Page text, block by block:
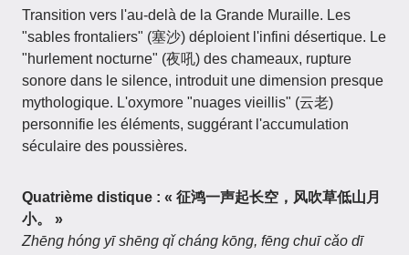
Transition vers l'au-delà de la Grande Muraille. Les
"sables frontaliers" (塞沙) déploient l'infini désertique. Le
"hurlement nocturne" (夜吼) des chameaux, rupture
sonore dans le silence, introduit une dimension presque
mythologique. L'oxymore "nuages vieillis" (云老)
personnifie les éléments, suggérant l'accumulation
séculaire des poussières.
Quatrième distique : « 征鸿一声起长空，风吹草低山月
小。 »
Zhēng hóng yī shēng qǐ cháng kōng, fēng chuī cǎo dī